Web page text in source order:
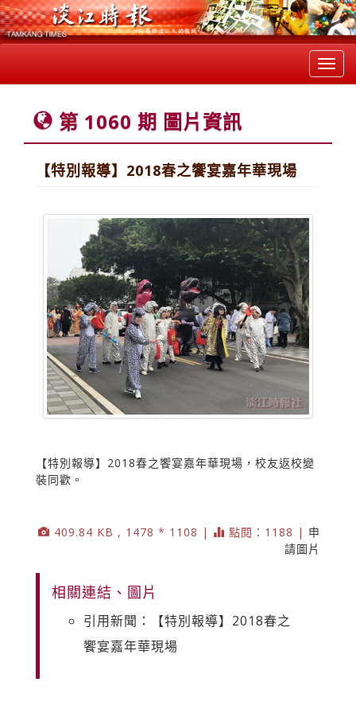
第 1060 期 圖片資訊
【特別報導】2018春之饗宴嘉年華現場
【特別報導】2018春之饗宴嘉年華現場，校友返校變
裝同歡。
409.84 KB , 1478 * 1108 | 點閱：1188 | 申
請圖片
相關連結、圖片
引用新聞：【特別報導】2018春之
饗宴嘉年華現場